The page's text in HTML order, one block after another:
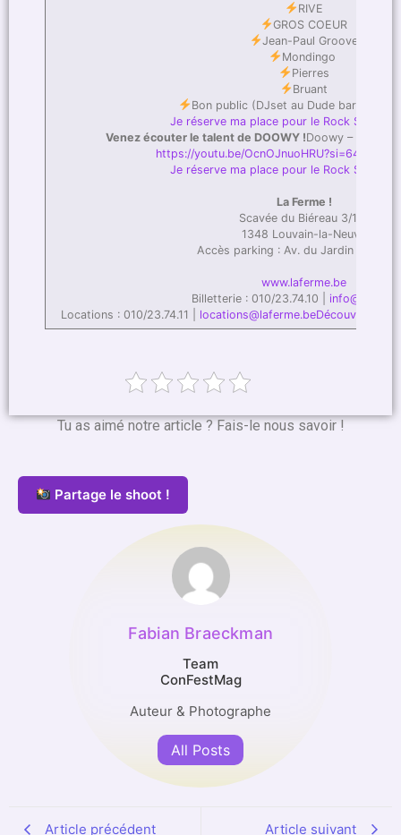
RIVE
GROS COEUR
Jean-Paul Groove
Mondingo
Pierres
Bruant
Bon public (DJset au Dude bar pour
Je réserve ma place pour le Rock System
Venez écouter le talent de DOOWY !Doowy – Coule
https://youtu.be/
Je réserve ma place pour le Rock System
La Ferme !
Scavée du Biéreau 3/101
1348 Louvain-la-Neuve
Accès parking : Av. du Jardin
www.laferme.be
Billetterie : 010/23.74.10 |
Locations : 010/23.74.11 | locations@laferme.beDécouvrez
Tu as aimé notre article ? Fais-le nous savoir !
Partage le shoot !
Fabian Braeckman
Team
ConFestMag
Auteur & Photographe
All Posts
Article précédent Article suivant